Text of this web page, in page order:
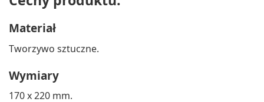
Materiał
Tworzywo sztuczne.
Wymiary
170 x 220 mm.